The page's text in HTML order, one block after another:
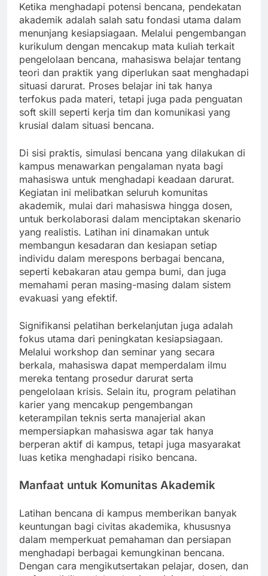
Ketika menghadapi potensi bencana, pendekatan
akademik adalah salah satu fondasi utama dalam
menunjang kesiapsiagaan. Melalui pengembangan
kurikulum dengan mencakup mata kuliah terkait
pengelolaan bencana, mahasiswa belajar tentang
teori dan praktik yang diperlukan saat menghadapi
situasi darurat. Proses belajar ini tak hanya
terfokus pada materi, tetapi juga pada penguatan
soft skill seperti kerja tim dan komunikasi yang
krusial dalam situasi bencana.
Di sisi praktis, simulasi bencana yang dilakukan di
kampus menawarkan pengalaman nyata bagi
mahasiswa untuk menghadapi keadaan darurat.
Kegiatan ini melibatkan seluruh komunitas
akademik, mulai dari mahasiswa hingga dosen,
untuk berkolaborasi dalam menciptakan skenario
yang realistis. Latihan ini dinamakan untuk
membangun kesadaran dan kesiapan setiap
individu dalam merespons berbagai bencana,
seperti kebakaran atau gempa bumi, dan juga
memahami peran masing-masing dalam sistem
evakuasi yang efektif.
Signifikansi pelatihan berkelanjutan juga adalah
fokus utama dari peningkatan kesiapsiagaan.
Melalui workshop dan seminar yang secara
berkala, mahasiswa dapat memperdalam ilmu
mereka tentang prosedur darurat serta
pengelolaan krisis. Selain itu, program pelatihan
karier yang mencakup pengembangan
keterampilan teknis serta manajerial akan
mempersiapkan mahasiswa agar tak hanya
berperan aktif di kampus, tetapi juga masyarakat
luas ketika menghadapi risiko bencana.
Manfaat untuk Komunitas Akademik
Latihan bencana di kampus memberikan banyak
keuntungan bagi civitas akademika, khususnya
dalam memperkuat pemahaman dan persiapan
menghadapi berbagai kemungkinan bencana.
Dengan cara mengikutsertakan pelajar, dosen, dan